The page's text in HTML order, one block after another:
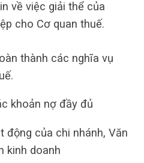
về việc giải thể của
cho Cơ quan thuế.
thành các nghĩa vụ
khoản nợ đầy đủ
động của chi nhánh, Văn
kinh doanh